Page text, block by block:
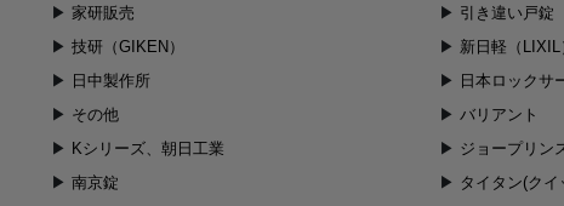
家研販売
引き違い戸錠
技研（GIKEN）
新日軽（LIXIL
日中製作所
日本ロックサ
その他
バリアント
Kシリーズ、朝日工業
ジョープリン
南京錠
タイタン(ク